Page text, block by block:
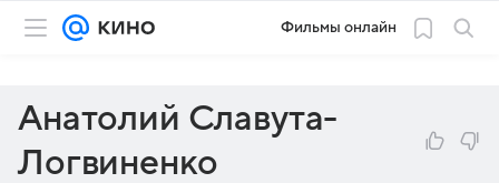
Фильмы онлайн
Анатолий Славута-
Логвиненко